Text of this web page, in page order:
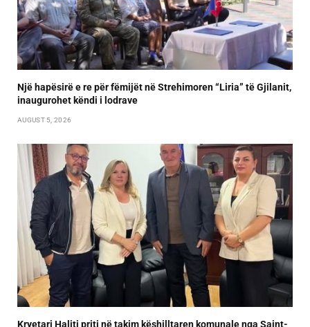
Një hapësirë e re për fëmijët në Strehimoren “Liria” të Gjilanit,
inaugurohet këndi i lodrave
AUGUST 5, 2026
Kryetari Haliti priti në takim këshilltaren komunale nga Saint-